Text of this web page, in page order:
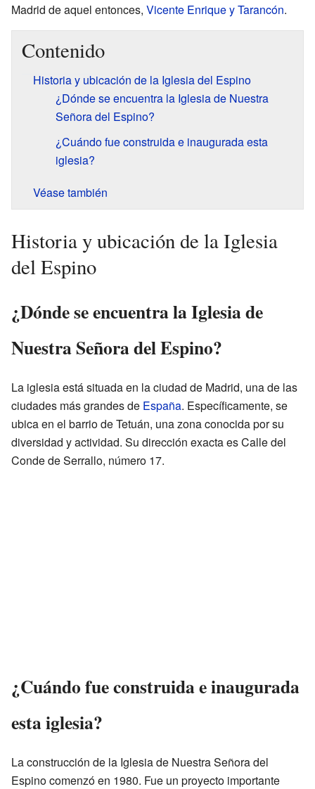
Madrid de aquel entonces, Vicente Enrique y Tarancón.
Contenido
Historia y ubicación de la Iglesia del Espino
¿Dónde se encuentra la Iglesia de Nuestra
Señora del Espino?
¿Cuándo fue construida e inaugurada esta
iglesia?
Véase también
Historia y ubicación de la Iglesia
del Espino
¿Dónde se encuentra la Iglesia de
Nuestra Señora del Espino?
La iglesia está situada en la ciudad de Madrid, una de las
ciudades más grandes de España. Específicamente, se
ubica en el barrio de Tetuán, una zona conocida por su
diversidad y actividad. Su dirección exacta es Calle del
Conde de Serrallo, número 17.
¿Cuándo fue construida e inaugurada
esta iglesia?
La construcción de la Iglesia de Nuestra Señora del
Espino comenzó en 1980. Fue un proyecto importante